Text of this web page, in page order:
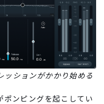
ションがかかり始める
ポンピングを起こしてい